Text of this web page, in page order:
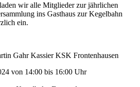
wir alle Mitglieder zur jährlichen
ins Gasthaus zur Kegelbahn
ein.
Gahr Kassier KSK Frontenhausen
von 14:00 bis 16:00 Uhr